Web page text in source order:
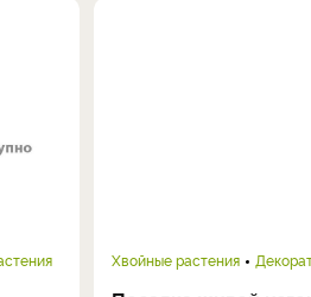
Хвойные растения